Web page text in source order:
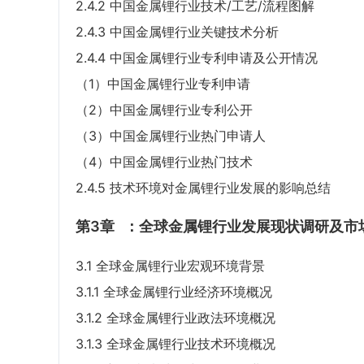
2.4.2 中国金属锂行业技术/工艺/流程图解
2.4.3 中国金属锂行业关键技术分析
2.4.4 中国金属锂行业专利申请及公开情况
（1）中国金属锂行业专利申请
（2）中国金属锂行业专利公开
（3）中国金属锂行业热门申请人
（4）中国金属锂行业热门技术
2.4.5 技术环境对金属锂行业发展的影响总结
第3章 ：全球金属锂行业发展现状调研及
3.1 全球金属锂行业宏观环境背景
3.1.1 全球金属锂行业经济环境概况
3.1.2 全球金属锂行业政法环境概况
3.1.3 全球金属锂行业技术环境概况